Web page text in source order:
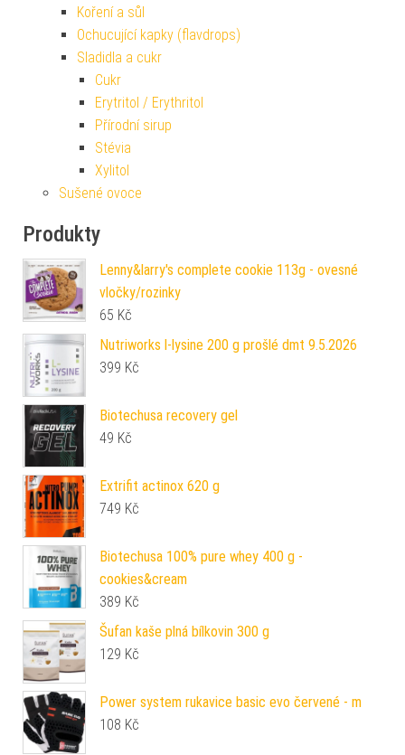
Koření a sůl
Ochucující kapky (flavdrops)
Sladidla a cukr
Cukr
Erytritol / Erythritol
Přírodní sirup
Stévia
Xylitol
Sušené ovoce
Produkty
Lenny&larry's complete cookie 113g - ovesné
vločky/rozinky
65 Kč
Nutriworks l-lysine 200 g prošlé dmt 9.5.2026
399 Kč
Biotechusa recovery gel
49 Kč
Extrifit actinox 620 g
749 Kč
Biotechusa 100% pure whey 400 g -
cookies&cream
389 Kč
Šufan kaše plná bílkovin 300 g
129 Kč
Power system rukavice basic evo červené - m
108 Kč